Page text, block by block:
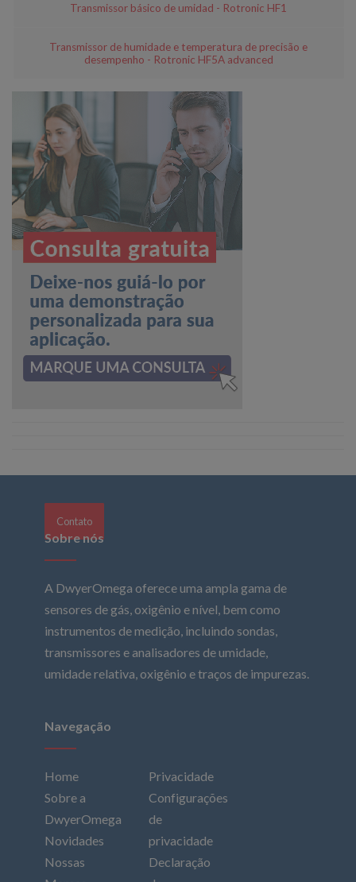
Transmissor básico de umidad - Rotronic HF1
Transmissor de humidade e temperatura de precisão e
desempenho - Rotronic HF5A advanced
Contato
Sobre nós
A DwyerOmega oferece uma ampla gama de
sensores de gás, oxigênio e nível, bem como
instrumentos de medição, incluindo sondas,
transmissores e analisadores de umidade,
umidade relativa, oxigênio e traços de impurezas.
Navegação
Home
Sobre a
DwyerOmega
Novidades
Nossas
Privacidade
Configurações
de
privacidade
Declaração